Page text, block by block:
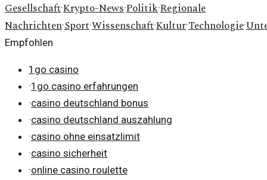
Gesellschaft·Krypto-News·Politik·Regionale
Nachrichten·Sport·Wissenschaft·Kultur·Technologie·
Empfohlen
1go casino
·1go casino erfahrungen
·casino deutschland bonus
·casino deutschland auszahlung
·casino ohne einsatzlimit
·casino sicherheit
·online casino roulette